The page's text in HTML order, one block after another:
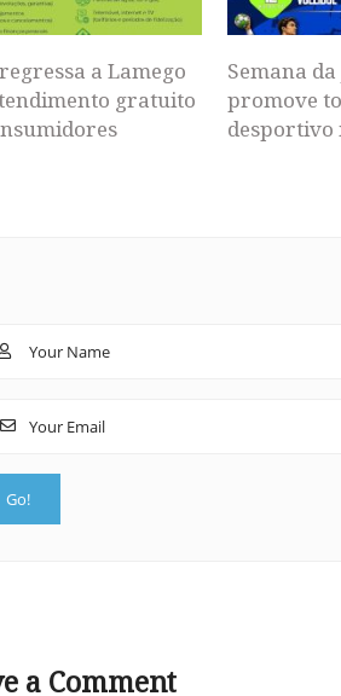
a Lamego
gratuito
Semana
promove
a Comment